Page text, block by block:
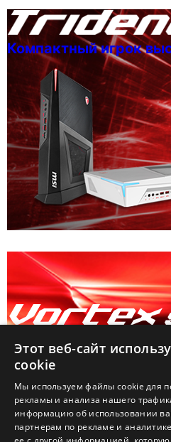
Компактный игрок
Мощный ПК в
Этот веб-сайт
cookie
Мы используем файлы cookie для
рекламы и анализа нашего
информацию об использовании
партнерам по рекламе и